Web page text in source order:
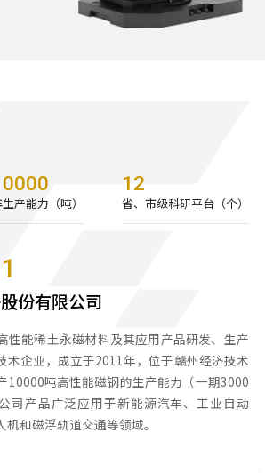
产能力（吨）
12
省、市级科研平台（个）
份有限公司
性能稀土永磁材料及其应用产品研发、生产
术企业，成立于2011年，位于赣州经济技术
10000吨高性能磁钢的生产能力（一期3000
司产品广泛应用于新能源汽车、工业自动
和磁浮轨道交通等领域。